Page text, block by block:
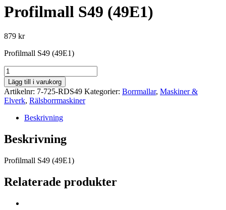
Profilmall S49 (49E1)
879 kr
Profilmall S49 (49E1)
Profilmall
S49
(49E1)
mängd
Lägg till i varukorg
Artikelnr: 7-725-RDS49 Kategorier: Borrmallar, Maskiner &
Elverk, Rälsborrmaskiner
Beskrivning
Beskrivning
Profilmall S49 (49E1)
Relaterade produkter